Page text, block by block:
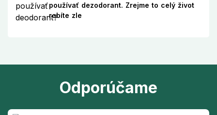
používať dezodorant. Zrejme to celý život
robíte zle
Odporúčame